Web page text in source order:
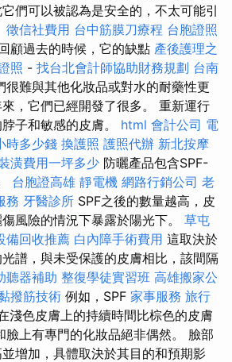
們可以被認為是安全的，不太可能引
徵信社費用 台中筋膜刀療程 台胞證照
顧過去的時候，它的缺點 產後護理之
照 - 找台北會計師協助財務規劃 台南
很難與其他化妝品或對水的耐藥性更
，它們已經開發了很多。 重新運行
子和敏感的皮膚。 html 會計公司 電
時多少錢 換護照 護照代辦 新北按摩
潢費用一坪多少 防曬產品包含SPF-
台胞證高雄 靜電機 網路行銷公司 老
務 牙醫診所 SPF之後的數量越高，皮
風險的情況下暴露於陽光下。 草屯
備回收推薦 白內障手術費用 這取決於
譜，與未受保護的皮膚相比，該間隔
聽器補助 整復學徒實習班 高雄搬家公
撥筋技術 例如，SPF 家事服務 旅行
淺色皮膚上的持續時間比棕色的皮膚
臉上有專門的化妝品絕非偶然。 臉部
增加，具體取決於其目的和預期影